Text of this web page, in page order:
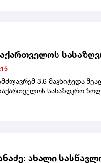
3.6 მაგნიტუდა
სასაზღვრო
ახალი